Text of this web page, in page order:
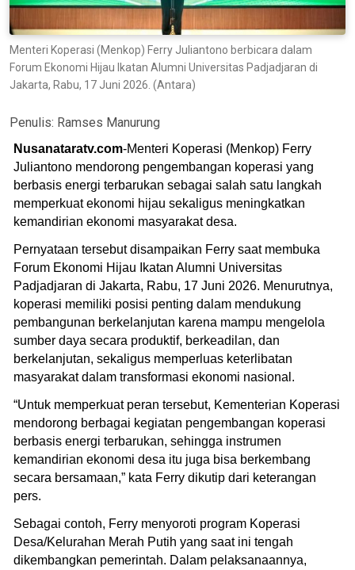
Menteri Koperasi (Menkop) Ferry Juliantono berbicara dalam
Forum Ekonomi Hijau Ikatan Alumni Universitas Padjadjaran di
Jakarta, Rabu, 17 Juni 2026. (Antara)
Penulis: Ramses Manurung
Nusanataratv.com-Menteri Koperasi (Menkop) Ferry
Juliantono mendorong pengembangan koperasi yang
berbasis energi terbarukan sebagai salah satu langkah
memperkuat ekonomi hijau sekaligus meningkatkan
kemandirian ekonomi masyarakat desa.
Pernyataan tersebut disampaikan Ferry saat membuka
Forum Ekonomi Hijau Ikatan Alumni Universitas
Padjadjaran di Jakarta, Rabu, 17 Juni 2026. Menurutnya,
koperasi memiliki posisi penting dalam mendukung
pembangunan berkelanjutan karena mampu mengelola
sumber daya secara produktif, berkeadilan, dan
berkelanjutan, sekaligus memperluas keterlibatan
masyarakat dalam transformasi ekonomi nasional.
“Untuk memperkuat peran tersebut, Kementerian Koperasi
mendorong berbagai kegiatan pengembangan koperasi
berbasis energi terbarukan, sehingga instrumen
kemandirian ekonomi desa itu juga bisa berkembang
secara bersamaan,” kata Ferry dikutip dari keterangan
pers.
Sebagai contoh, Ferry menyoroti program Koperasi
Desa/Kelurahan Merah Putih yang saat ini tengah
dikembangkan pemerintah. Dalam pelaksanaannya,